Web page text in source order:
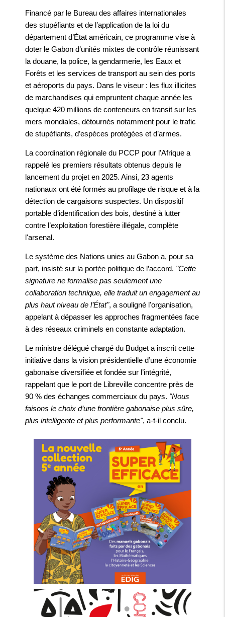
Financé par le Bureau des affaires internationales
des stupéfiants et de l’application de la loi du
département d’État américain, ce programme vise à
doter le Gabon d’unités mixtes de contrôle réunissant
la douane, la police, la gendarmerie, les Eaux et
Forêts et les services de transport au sein des ports
et aéroports du pays. Dans le viseur : les flux illicites
de marchandises qui empruntent chaque année les
quelque 420 millions de conteneurs en transit sur les
mers mondiales, détournés notamment pour le trafic
de stupéfiants, d’espèces protégées et d’armes.
La coordination régionale du PCCP pour l’Afrique a
rappelé les premiers résultats obtenus depuis le
lancement du projet en 2025. Ainsi, 23 agents
nationaux ont été formés au profilage de risque et à la
détection de cargaisons suspectes. Un dispositif
portable d’identification des bois, destiné à lutter
contre l’exploitation forestière illégale, complète
l'arsenal.
Le système des Nations unies au Gabon a, pour sa
part, insisté sur la portée politique de l’accord. "Cette
signature ne formalise pas seulement une
collaboration technique, elle traduit un engagement au
plus haut niveau de l’État", a souligné l'organisation,
appelant à dépasser les approches fragmentées face
à des réseaux criminels en constante adaptation.
Le ministre délégué chargé du Budget a inscrit cette
initiative dans la vision présidentielle d’une économie
gabonaise diversifiée et fondée sur l’intégrité,
rappelant que le port de Libreville concentre près de
90 % des échanges commerciaux du pays. "Nous
faisons le choix d’une frontière gabonaise plus sûre,
plus intelligente et plus performante", a-t-il conclu.